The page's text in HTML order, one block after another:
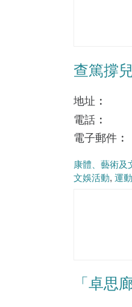
查篤撐
地址
電話
電子郵件
康體、藝術及
文娛活動 運
「卓思